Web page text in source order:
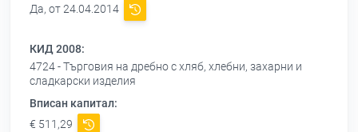
Да, от 24.04.2014
КИД 2008:
4724 - Търговия на дребно с хляб, хлебни, захарни и
сладкарски изделия
Вписан капитал:
€ 511,29